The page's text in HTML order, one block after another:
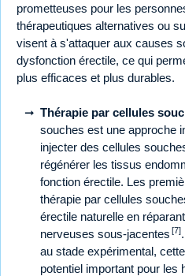
prometteuses pour les
thérapeutiques alternatives ou
visent à s'attaquer aux causes
dysfonction érectile, ce qui
plus efficaces et plus durables.
Thérapie par cellules
souches est une approche
injecter des cellules
régénérer les tissus
fonction érectile. Les
thérapie par cellules
érectile naturelle en
nerveuses sous-jacentes [7]
au stade expérimental,
potentiel important pour les